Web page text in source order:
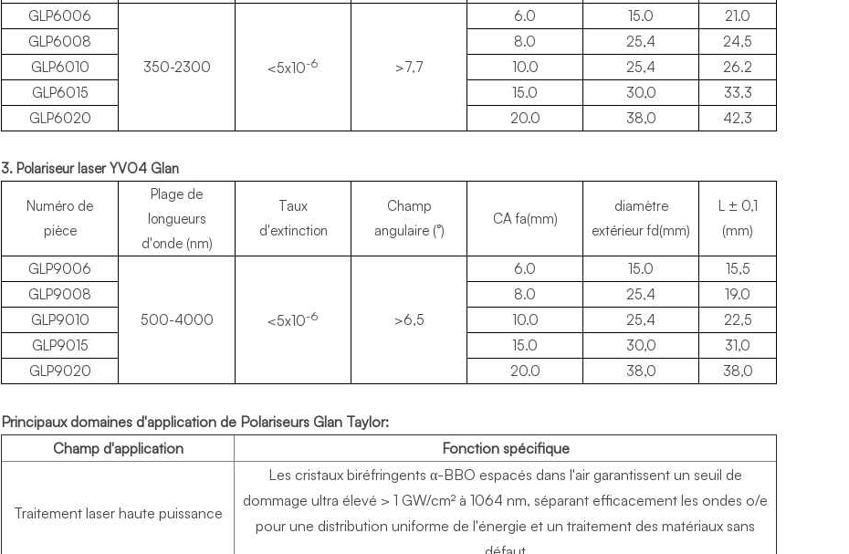
GLP6006
350-2300 <5x10-6 >7,7
6.0 15.0
21.0
GLP6008
8.0 25,4
24,5
GLP6010
10.0 25,4
26.2
GLP6015
15.0 30,0
33,3
GLP6020
20.0 38,0 42,3
3. Polariseur laser YVO4 Glan
Numéro de
pièce
Plage de
longueurs
d'onde (nm)
Taux
d'extinction
Champ
angulaire (°)
CA fa(mm)
diamètre
extérieur fd(mm)
L ± 0,1
(mm)
GLP9006
500-4000 <5x10-6 >6,5
6.0 15.0
15,5
GLP9008
8.0 25,4
19.0
GLP9010
10.0 25,4
22,5
GLP9015
15.0 30,0
31,0
GLP9020
20.0 38,0 38,0
Principaux domaines d'application de Polariseurs Glan Taylor:
Champ d'application
Fonction spécifique
Traitement laser haute puissance
Les cristaux biréfringents α-BBO espacés dans l'air garantissent un seuil de
dommage ultra élevé > 1 GW/cm² à 1064 nm, séparant efficacement les ondes o/e
pour une distribution uniforme de l'énergie et un traitement des matériaux sans